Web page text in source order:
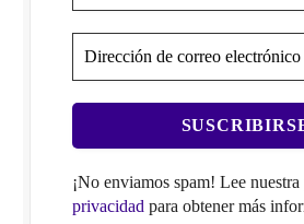
¡No enviamos spam! Lee nuestra
privacidad para obtener más